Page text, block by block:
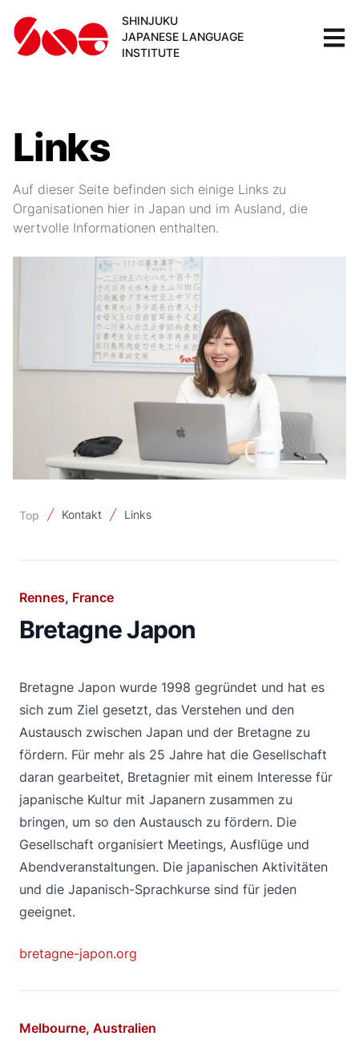
SHINJUKU
JAPANESE LANGUAGE
INSTITUTE
Links
Auf dieser Seite befinden sich einige Links zu
Organisationen hier in Japan und im Ausland, die
wertvolle Informationen enthalten.
Top Kontakt Links
Rennes, France
Bretagne Japon
Bretagne Japon wurde 1998 gegründet und hat es
sich zum Ziel gesetzt, das Verstehen und den
Austausch zwischen Japan und der Bretagne zu
fördern. Für mehr als 25 Jahre hat die Gesellschaft
daran gearbeitet, Bretagnier mit einem Interesse für
japanische Kultur mit Japanern zusammen zu
bringen, um so den Austausch zu fördern. Die
Gesellschaft organisiert Meetings, Ausflüge und
Abendveranstaltungen. Die japanischen Aktivitäten
und die Japanisch-Sprachkurse sind für jeden
geeignet.
bretagne-japon.org
Melbourne, Australien